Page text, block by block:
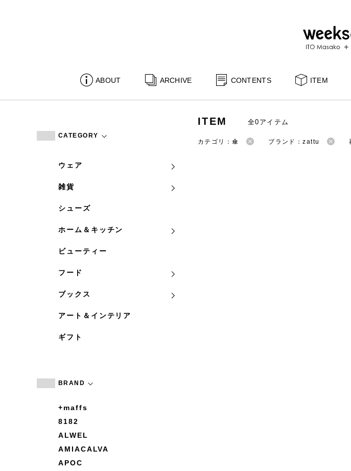
ABOUT ARCHIVE CONTENTS ITEM
CATEGORY
ウェア
雑貨
シューズ
ホーム＆キッチン
ビューティー
フード
ブックス
アート＆インテリア
ギフト
BRAND
+maffs
8182
ALWEL
AMIACALVA
APOC
ITEM 全0アイテム
カテゴリ：傘 ブランド：zattu